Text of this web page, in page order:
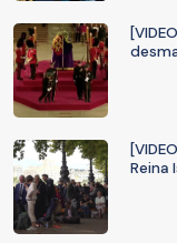
Reina